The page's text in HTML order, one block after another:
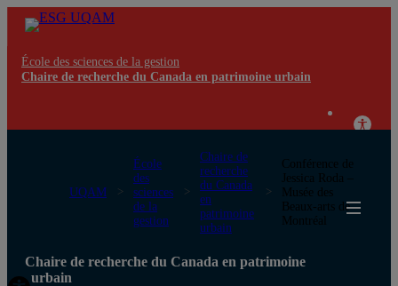
École des sciences de la gestion
Chaire de recherche du Canada en patrimoine urbain
UQAM
École
des
sciences
de la
gestion
Chaire de
recherche
du Canada
en
patrimoine
urbain
Conférence de
Jessica Roda –
Musée des
Beaux-arts de
Montréal
Chaire de recherche du Canada en patrimoine
urbain